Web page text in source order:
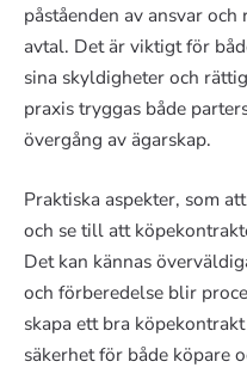
påståenden av ansvar
avtal. Det är viktigt för
sina skyldigheter och
praxis tryggas både
övergång av ägarskap.
Praktiska aspekter, som
och se till att
Det kan kännas
och förberedelse blir
skapa ett bra
säkerhet för både köpare